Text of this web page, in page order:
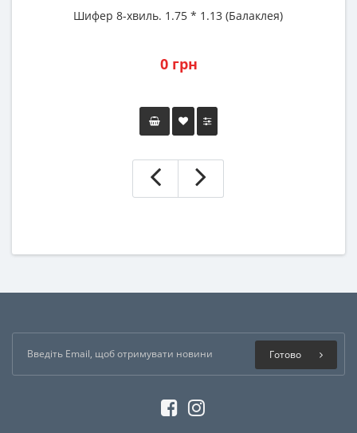
Шифер 8-хвиль. 1.75 * 1.13 (Балаклея)
0 грн
Готово